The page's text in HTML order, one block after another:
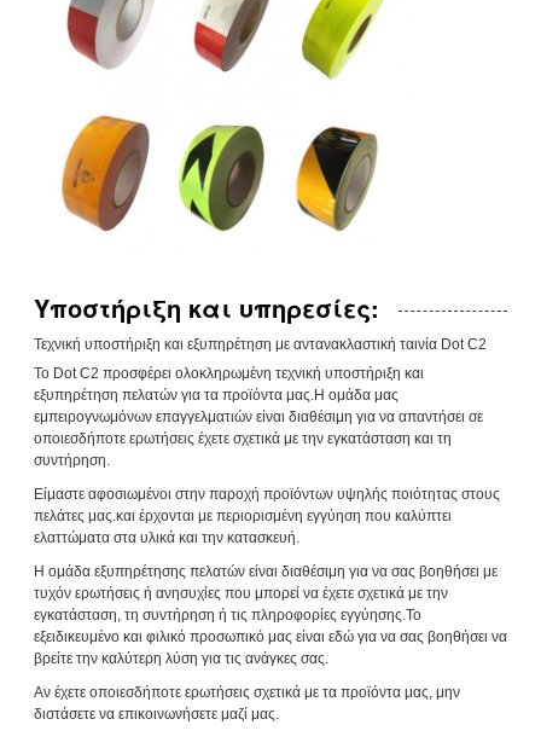
Υποστήριξη και υπηρεσίες:
Τεχνική υποστήριξη και εξυπηρέτηση με αντανακλαστική ταινία Dot C2
Το Dot C2 προσφέρει ολοκληρωμένη τεχνική υποστήριξη και
εξυπηρέτηση πελατών για τα προϊόντα μας.Η ομάδα μας
εμπειρογνωμόνων επαγγελματιών είναι διαθέσιμη για να απαντήσει σε
οποιεσδήποτε ερωτήσεις έχετε σχετικά με την εγκατάσταση και τη
συντήρηση.
Είμαστε αφοσιωμένοι στην παροχή προϊόντων υψηλής ποιότητας στους
πελάτες μας.και έρχονται με περιορισμένη εγγύηση που καλύπτει
ελαττώματα στα υλικά και την κατασκευή.
Η ομάδα εξυπηρέτησης πελατών είναι διαθέσιμη για να σας βοηθήσει με
τυχόν ερωτήσεις ή ανησυχίες που μπορεί να έχετε σχετικά με την
εγκατάσταση, τη συντήρηση ή τις πληροφορίες εγγύησης.Το
εξειδικευμένο και φιλικό προσωπικό μας είναι εδώ για να σας βοηθήσει να
βρείτε την καλύτερη λύση για τις ανάγκες σας.
Αν έχετε οποιεσδήποτε ερωτήσεις σχετικά με τα προϊόντα μας, μην
διστάσετε να επικοινωνήσετε μαζί μας.